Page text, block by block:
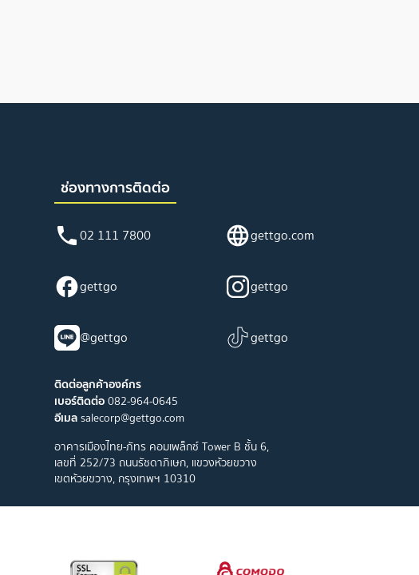
ช่องทางการติดต่อ
02 111 7800 gettgo.com
gettgo gettgo
@gettgo gettgo
ติดต่อลูกค้าองค์กร
เบอร์ติดต่อ082-964-0645
อีเมลsalecorp@gettgo.com
อาคารเมืองไทย-ภัทร คอมเพล็กซ์ Tower B ชั้น 6,
เลขที่ 252/73 ถนนรัชดาภิเษก, แขวงห้วยขวาง
เขตห้วยขวาง, กรุงเทพฯ 10310